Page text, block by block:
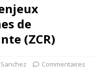
de
(ZCR)
Commentaires